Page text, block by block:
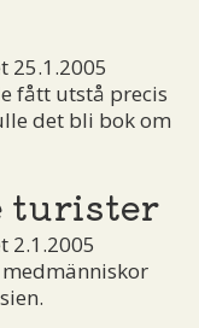
25.1.2005
fått utstå precis
det bli bok om
turister
2.1.2005